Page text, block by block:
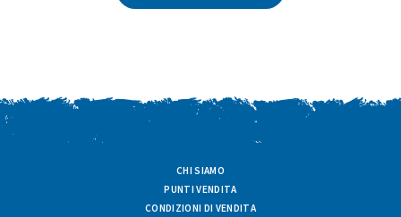
CHI SIAMO
PUNTI VENDITA
CONDIZIONI DI VENDITA